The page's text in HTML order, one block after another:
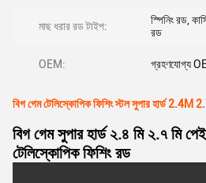
মাছ ধরার রড টাইপ:
স্পিনিং রড,
রড
OEM: গ্রহণযোগ্য
বিগ গেম টেলিস্কোপিক ফিশিং স্টল সুপার হার্ড 2.4M
বিগ গেম সুপার হার্ড ২.৪ মি ২.৭ মি
টেলিস্কোপিক ফিশিং রড